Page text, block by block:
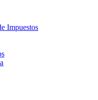
Impuestos